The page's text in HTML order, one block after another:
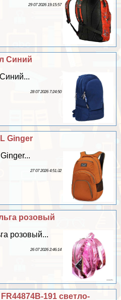
29 07 2026 19:15:57
Синий
28 07 2026 7:24:50
Ginger
27 07 2026 4:51:32
розовый
розовый...
26 07 2026 2:46:14
191 cветло-